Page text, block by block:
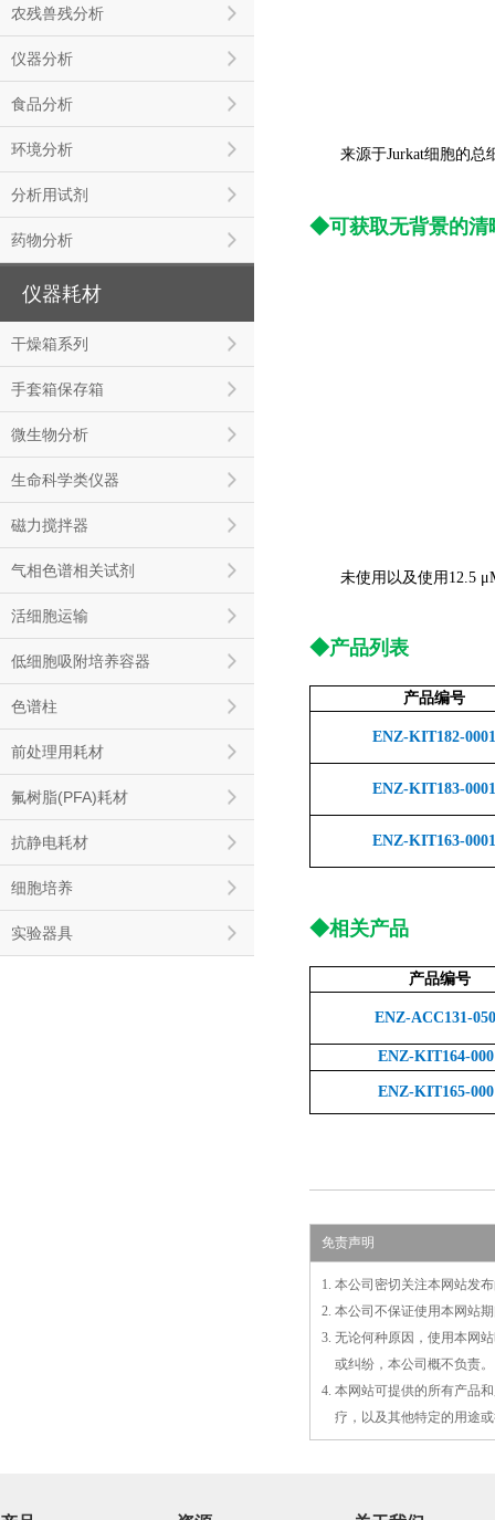
农残兽残分析
仪器分析
食品分析
环境分析
分析用试剂
药物分析
仪器耗材
干燥箱系列
手套箱保存箱
微生物分析
生命科学类仪器
磁力搅拌器
气相色谱相关试剂
活细胞运输
低细胞吸附培养容器
色谱柱
前处理用耗材
氟树脂(PFA)耗材
抗静电耗材
细胞培养
实验器具
来源于Jurkat细胞的
◆可获取无背景的清
未使用以及使用12.5
◆产品列表
产品编号
ENZ-KIT182-0001
ENZ-KIT183-0001
ENZ-KIT163-0001
◆相关产品
产品编号
ENZ-ACC131-
ENZ-KIT164-
ENZ-KIT165-
免责声明
1. 本公司密切关注本网站发
2. 本公司不保证使用本网站
3. 无论何种原因，使用本网
或纠纷，本公司概不负责。
4. 本网站可提供的所有产品
疗，以及其他特定的用途